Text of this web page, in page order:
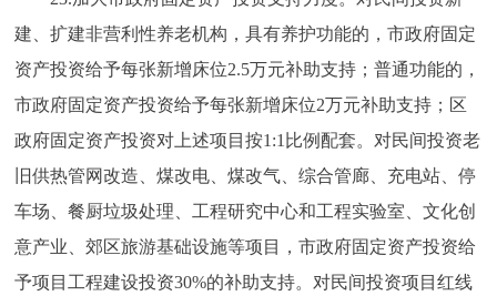
建、扩建非营利性养老机构，具有养护功能的，市政府固定
资产投资给予每张新增床位2.5万元补助支持；普通功能的，
市政府固定资产投资给予每张新增床位2万元补助支持；区
政府固定资产投资对上述项目按1:1比例配套。对民间投资老
旧供热管网改造、煤改电、煤改气、综合管廊、充电站、停
车场、餐厨垃圾处理、工程研究中心和工程实验室、文化创
意产业、郊区旅游基础设施等项目，市政府固定资产投资给
予项目工程建设投资30%的补助支持。对民间投资项目红线